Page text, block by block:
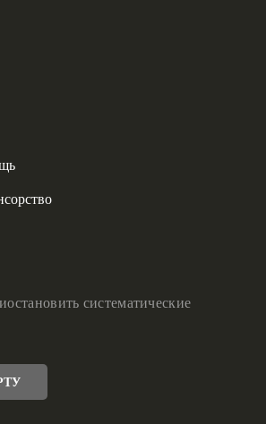
систематические